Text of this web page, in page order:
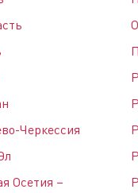
Черкессия
Осетия –